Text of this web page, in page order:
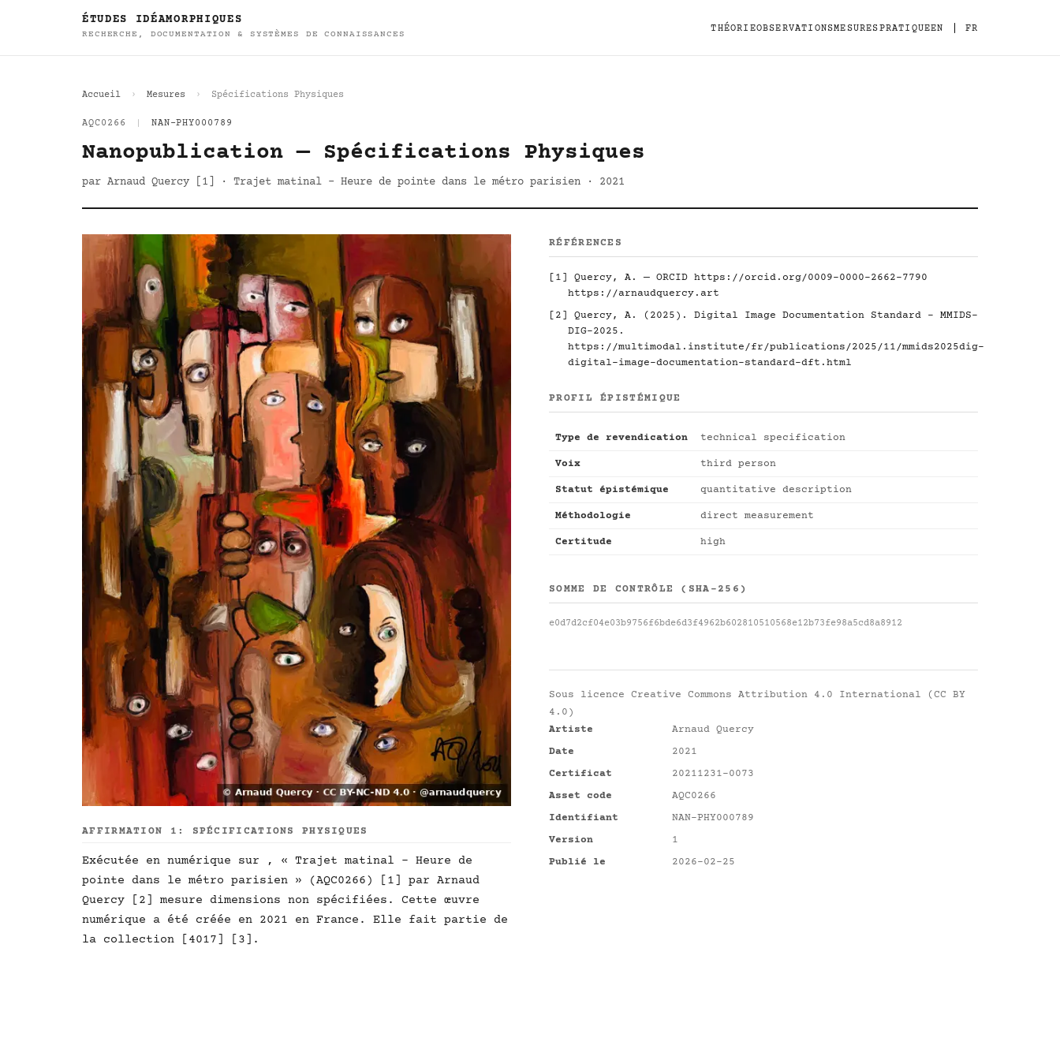
ÉTUDES IDÉAMORPHIQUES
RECHERCHE, DOCUMENTATION & SYSTÈMES DE CONNAISSANCES
THÉORIEOBSERVATIONSMESURESPRATIQUEEN FR
Accueil Mesures Spécifications Physiques
AQC0266 NAN-PHY000789
Nanopublication — Spécifications Physiques
par Arnaud Quercy [1] · Trajet matinal - Heure de pointe dans le métro parisien · 2021
AFFIRMATION 1: SPÉCIFICATIONS PHYSIQUES
Exécutée en numérique sur , « Trajet matinal - Heure de
pointe dans le métro parisien » (AQC0266) [1] par Arnaud
Quercy [2] mesure dimensions non spécifiées. Cette œuvre
numérique a été créée en 2021 en France. Elle fait partie de
la collection [4017] [3].
RÉFÉRENCES
[1] Quercy, A. — ORCID https://orcid.org/0009-0000-2662-7790
https://arnaudquercy.art
[2] Quercy, A. (2025). Digital Image Documentation Standard - MMIDS-
DIG-2025.
https://multimodal.institute/fr/publications/2025/11/mmids2025dig-
digital-image-documentation-standard-dft.html
PROFIL ÉPISTÉMIQUE
Type de revendication technical specification
Voix third person
Statut épistémique quantitative description
Méthodologie direct measurement
Certitude high
SOMME DE CONTRÔLE (SHA-256)
e0d7d2cf04e03b9756f6bde6d3f4962b602810510568e12b73fe98a5cd8a8912
Sous licence Creative Commons Attribution 4.0 International (CC BY
4.0)
Artiste
Arnaud Quercy
Date
2021
Certificat
20211231-0073
Asset code
AQC0266
Identifiant
NAN-PHY000789
Version
1
Publié le
2026-02-25